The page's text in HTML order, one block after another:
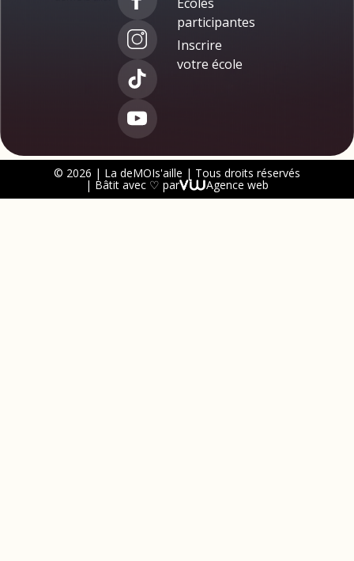
participantes
Inscrire
votre école
© 2026 | La deMOIs'aille | Tous droits réservés
| Bâtit avec ♡ par Agence web